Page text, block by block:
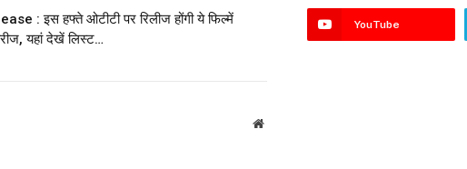
: इस हफ्ते ओटीटी पर रिलीज होंगी ये फिल्में
यहां देखें लिस्ट…
Website
YouTube